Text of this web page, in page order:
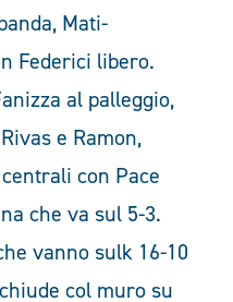
Mati-
Federici libero.
al palleggio,
e Ramon,
con Pace
che va sul 5-3.
vanno sulk 16-10
col muro su